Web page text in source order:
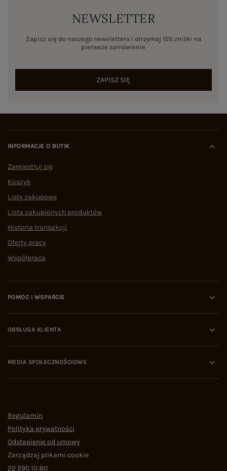
NEWSLETTER
Zapisz się do naszego newslettera i otrzymaj 15% zniżki na
pierwsze zamówienie
ZAPISZ SIĘ
INFORMACJE O BUTIK
Zarejestruj się
Koszyk
Listy zakupowe
Lista zakupionych produktów
Historia transakcji
Oferty pracy
Współpraca
POMOC I WSPARCIE
OBSŁUGA KLIENTA
MEDIA SPOŁECZNOŚCIOWE
Regulamin
Polityka prywatności
Odstąpienie od umowy
Zarządzaj plikami cookie
22 290 10 80